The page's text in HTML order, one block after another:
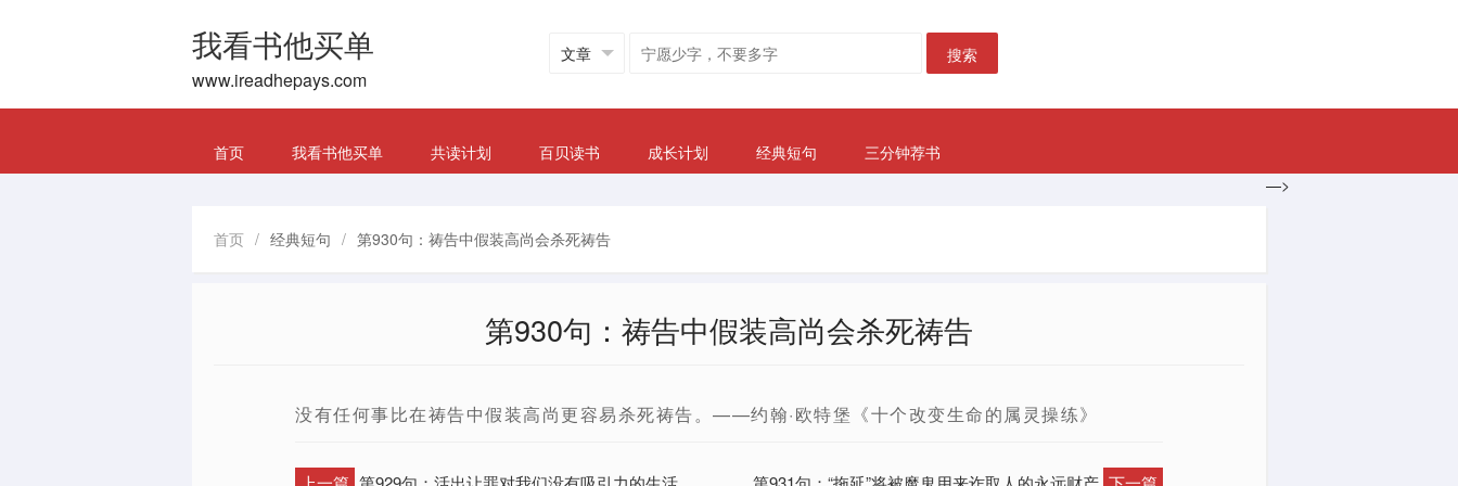
我看书他买单
www.ireadhepays.com
搜索
首页 我看书他买单 共读计划 百贝读书 成长计划 经典短句
三分钟荐书
—>
首页 / 经典短句 / 第930句：祷告中假装高尚会杀死祷告
第930句：祷告中假装高尚会杀死祷告
没有任何事比在祷告中假装高尚更容易杀死祷告。——约翰·欧特堡《十个改变生命的属灵操练》